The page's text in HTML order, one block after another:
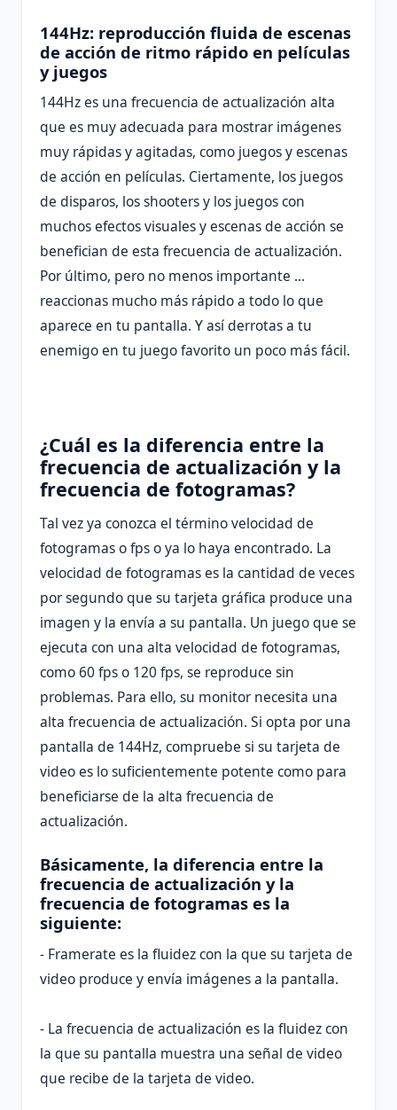
144Hz: reproducción fluida de escenas
de acción de ritmo rápido en películas
y juegos
144Hz es una frecuencia de actualización alta
que es muy adecuada para mostrar imágenes
muy rápidas y agitadas, como juegos y escenas
de acción en películas. Ciertamente, los juegos
de disparos, los shooters y los juegos con
muchos efectos visuales y escenas de acción se
benefician de esta frecuencia de actualización.
Por último, pero no menos importante ...
reaccionas mucho más rápido a todo lo que
aparece en tu pantalla. Y así derrotas a tu
enemigo en tu juego favorito un poco más fácil.
¿Cuál es la diferencia entre la
frecuencia de actualización y la
frecuencia de fotogramas?
Tal vez ya conozca el término velocidad de
fotogramas o fps o ya lo haya encontrado. La
velocidad de fotogramas es la cantidad de veces
por segundo que su tarjeta gráfica produce una
imagen y la envía a su pantalla. Un juego que se
ejecuta con una alta velocidad de fotogramas,
como 60 fps o 120 fps, se reproduce sin
problemas. Para ello, su monitor necesita una
alta frecuencia de actualización. Si opta por una
pantalla de 144Hz, compruebe si su tarjeta de
video es lo suficientemente potente como para
beneficiarse de la alta frecuencia de
actualización.
Básicamente, la diferencia entre la
frecuencia de actualización y la
frecuencia de fotogramas es la
siguiente:
- Framerate es la fluidez con la que su tarjeta de
video produce y envía imágenes a la pantalla.
- La frecuencia de actualización es la fluidez con
la que su pantalla muestra una señal de video
que recibe de la tarjeta de video.